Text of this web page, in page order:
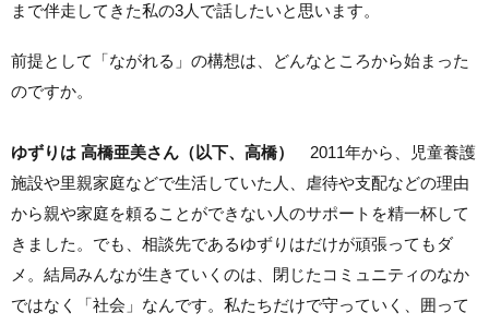
まで伴走してきた私の3人で話したいと思います。
前提として「ながれる」の構想は、どんなところから始まった
のですか。
ゆずりは 高橋亜美さん（以下、高橋） 2011年から、児童養護
施設や里親家庭などで生活していた人、虐待や支配などの理由
から親や家庭を頼ることができない人のサポートを精一杯して
きました。でも、相談先であるゆずりはだけが頑張ってもダ
メ。結局みんなが生きていくのは、閉じたコミュニティのなか
ではなく「社会」なんです。私たちだけで守っていく、囲って